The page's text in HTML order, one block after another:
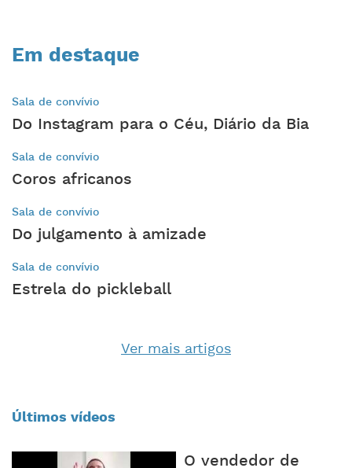
Em destaque
Sala de convívio
Do Instagram para o Céu, Diário da Bia
Sala de convívio
Coros africanos
Sala de convívio
Do julgamento à amizade
Sala de convívio
Estrela do pickleball
Ver mais artigos
Últimos vídeos
O vendedor de